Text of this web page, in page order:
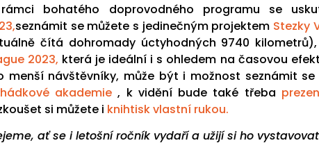
bohatého doprovodného programu se
seznámit se můžete s jedinečným projektem Stezky
čítá dohromady úctyhodných 9740
2023, která je ideální i s ohledem na časovou
menší návštěvníky, může být i možnost seznámit
akademie , k vidění bude také třeba
si můžete i knihtisk vlastní rukou.
ať se i letošní ročník vydaří a užijí si ho